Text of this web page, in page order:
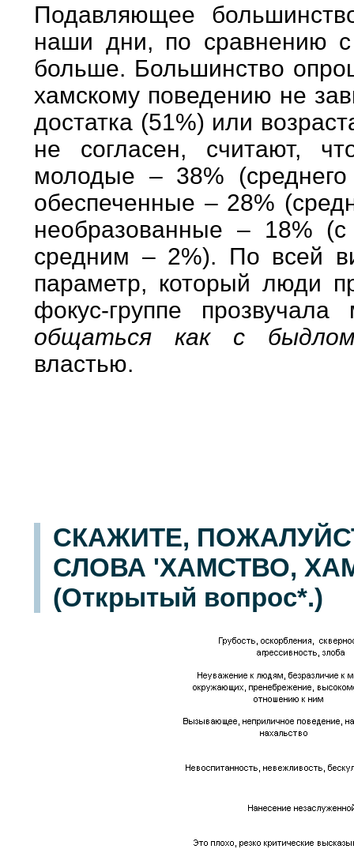
Подавляющее
наши дни, по сравнению с
больше. Большинство
хамскому поведению не
достатка (51%) или
не согласен, считают,
молодые – 38%
обеспеченные – 28%
необразованные – 18%
средним – 2%). По всей
параметр, который люди
фокус-группе
общаться как с
властью.
СКАЖИТЕ,
СЛОВА 'ХАМСТВО,
(Открытый вопрос*.)